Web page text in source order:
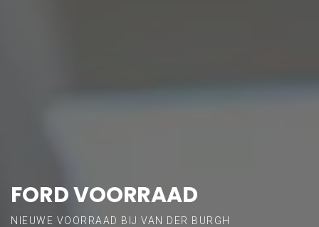
FORD VOORRAAD
NIEUWE VOORRAAD BIJ VAN DER BURGH